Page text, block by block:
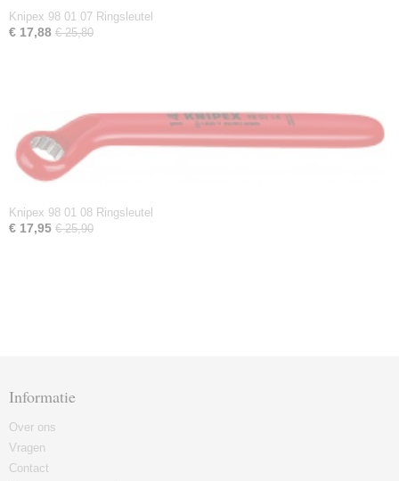
Knipex 98 01 07 Ringsleutel
€ 17,88 € 25,80
Knipex 98 01 08 Ringsleutel
€ 17,95 € 25,90
Informatie
Over ons
Vragen
Contact